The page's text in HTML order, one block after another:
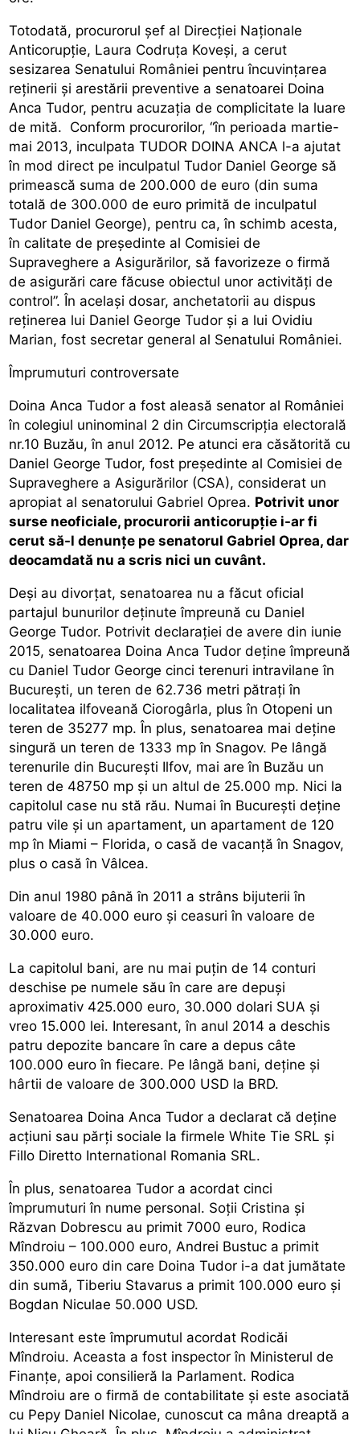
Totodată, procurorul șef al Direcției Naționale
Anticorupție, Laura Codruța Koveși, a cerut
sesizarea Senatului României pentru încuvințarea
reținerii și arestării preventive a senatoarei Doina
Anca Tudor, pentru acuzația de complicitate la luare
de mită. Conform procurorilor, “în perioada martie-
mai 2013, inculpata TUDOR DOINA ANCA l-a ajutat
în mod direct pe inculpatul Tudor Daniel George să
primească suma de 200.000 de euro (din suma
totală de 300.000 de euro primită de inculpatul
Tudor Daniel George), pentru ca, în schimb acesta,
în calitate de preşedinte al Comisiei de
Supraveghere a Asigurărilor, să favorizeze o firmă
de asigurări care făcuse obiectul unor activităţi de
control”. În același dosar, anchetatorii au dispus
reținerea lui Daniel George Tudor și a lui Ovidiu
Marian, fost secretar general al Senatului României.
Împrumuturi controversate
Doina Anca Tudor a fost aleasă senator al României
în colegiul uninominal 2 din Circumscripţia electorală
nr.10 Buzău, în anul 2012. Pe atunci era căsătorită cu
Daniel George Tudor, fost președinte al Comisiei de
Supraveghere a Asigurărilor (CSA), considerat un
apropiat al senatorului Gabriel Oprea. Potrivit unor
surse neoficiale, procurorii anticorupție i-ar fi
cerut să-l denunțe pe senatorul Gabriel Oprea, dar
deocamdată nu a scris nici un cuvânt.
Deși au divorțat, senatoarea nu a făcut oficial
partajul bunurilor deținute împreună cu Daniel
George Tudor. Potrivit declarației de avere din iunie
2015, senatoarea Doina Anca Tudor deține împreună
cu Daniel Tudor George cinci terenuri intravilane în
București, un teren de 62.736 metri pătrați în
localitatea ilfoveană Ciorogârla, plus în Otopeni un
teren de 35277 mp. În plus, senatoarea mai deține
singură un teren de 1333 mp în Snagov. Pe lângă
terenurile din București Ilfov, mai are în Buzău un
teren de 48750 mp și un altul de 25.000 mp. Nici la
capitolul case nu stă rău. Numai în București deține
patru vile și un apartament, un apartament de 120
mp în Miami – Florida, o casă de vacanță în Snagov,
plus o casă în Vâlcea.
Din anul 1980 până în 2011 a strâns bijuterii în
valoare de 40.000 euro și ceasuri în valoare de
30.000 euro.
La capitolul bani, are nu mai puțin de 14 conturi
deschise pe numele său în care are depuși
aproximativ 425.000 euro, 30.000 dolari SUA și
vreo 15.000 lei. Interesant, în anul 2014 a deschis
patru depozite bancare în care a depus câte
100.000 euro în fiecare. Pe lângă bani, deține și
hârtii de valoare de 300.000 USD la BRD.
Senatoarea Doina Anca Tudor a declarat că deține
acțiuni sau părți sociale la firmele White Tie SRL și
Fillo Diretto International Romania SRL.
În plus, senatoarea Tudor a acordat cinci
împrumuturi în nume personal. Soții Cristina și
Răzvan Dobrescu au primit 7000 euro, Rodica
Mîndroiu – 100.000 euro, Andrei Bustuc a primit
350.000 euro din care Doina Tudor i-a dat jumătate
din sumă, Tiberiu Stavarus a primit 100.000 euro și
Bogdan Niculae 50.000 USD.
Interesant este împrumutul acordat Rodicăi
Mîndroiu. Aceasta a fost inspector în Ministerul de
Finanțe, apoi consilieră la Parlament. Rodica
Mîndroiu are o firmă de contabilitate și este asociată
cu Pepy Daniel Nicolae, cunoscut ca mâna dreaptă a